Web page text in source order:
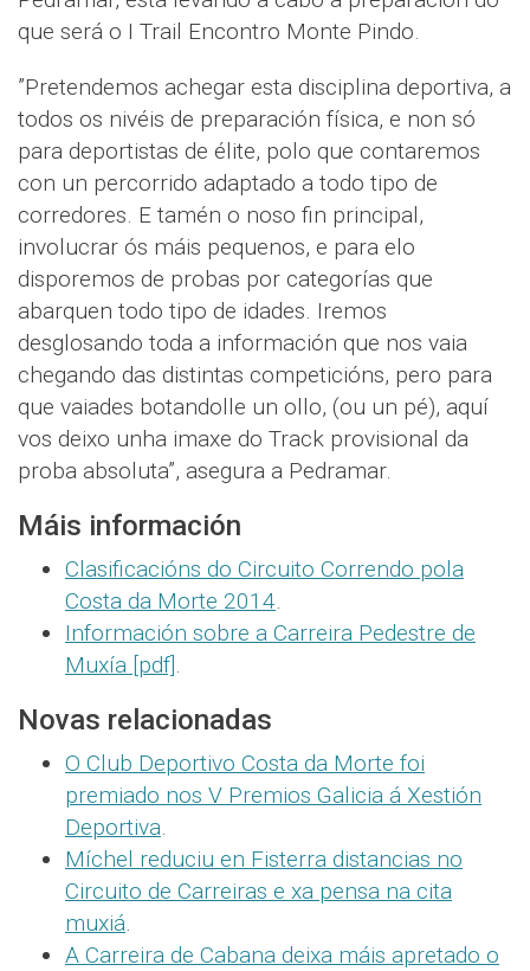
que será o I Trail Encontro Monte Pindo.
”Pretendemos achegar esta disciplina deportiva, a
todos os nivéis de preparación física, e non só
para deportistas de élite, polo que contaremos
con un percorrido adaptado a todo tipo de
corredores. E tamén o noso fin principal,
involucrar ós máis pequenos, e para elo
disporemos de probas por categorías que
abarquen todo tipo de idades. Iremos
desglosando toda a información que nos vaia
chegando das distintas competicións, pero para
que vaiades botandolle un ollo, (ou un pé), aquí
vos deixo unha imaxe do Track provisional da
proba absoluta”, asegura a Pedramar.
Máis información
Clasificacións do Circuito Correndo pola
Costa da Morte 2014.
Información sobre a Carreira Pedestre de
Muxía [pdf].
Novas relacionadas
O Club Deportivo Costa da Morte foi
premiado nos V Premios Galicia á Xestión
Deportiva.
Míchel reduciu en Fisterra distancias no
Circuito de Carreiras e xa pensa na cita
muxiá.
A Carreira de Cabana deixa máis apretado o